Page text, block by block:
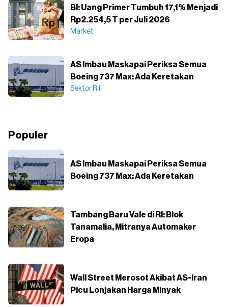
BI: Uang Primer Tumbuh 17,1% Menjadi
Rp2.254,5 T per Juli 2026
Market
AS Imbau Maskapai Periksa Semua
Boeing 737 Max: Ada Keretakan
Sektor Riil
Populer
AS Imbau Maskapai Periksa Semua
Boeing 737 Max: Ada Keretakan
Tambang Baru Vale di RI: Blok
Tanamalia, Mitranya Automaker
Eropa
Wall Street Merosot Akibat AS-Iran
Picu Lonjakan Harga Minyak